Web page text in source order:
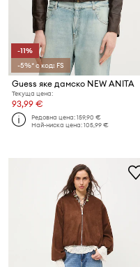
-11%
-5%* с код: FS
Guess яке дамско NEW ANITA
Текуща цена:
93,99 €
Редовна цена:159,90 €
Най-ниска цена:105,99 €